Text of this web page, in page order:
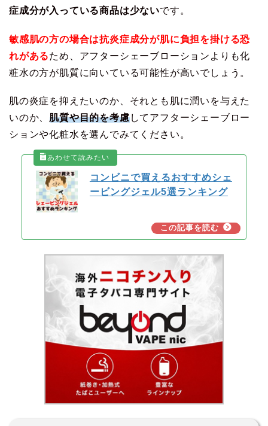
症成分が入っている商品は少ないです。
敏感肌の方の場合は抗炎症成分が肌に負担を掛ける恐
れがあるため、アフターシェーブローションよりも化
粧水の方が肌質に向いている可能性が高いでしょう。
肌の炎症を抑えたいのか、それとも肌に潤いを与えた
いのか、 肌質や目的を考慮してアフターシェーブロー
ションや化粧水を選んでみてください。
コンビニで買えるおすすめシェ
ービングジェル5選ランキング